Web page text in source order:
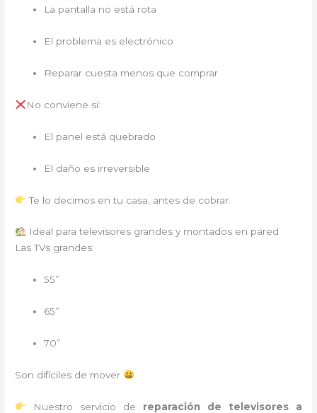
La pantalla no está rota
El problema es electrónico
Reparar cuesta menos que comprar
No conviene si:
El panel está quebrado
El daño es irreversible
Te lo decimos en tu casa, antes de cobrar.
Ideal para televisores grandes y montados en pared
Las TVs grandes:
55”
65”
70”
Son difíciles de mover
Nuestro servicio de reparación de televisores a